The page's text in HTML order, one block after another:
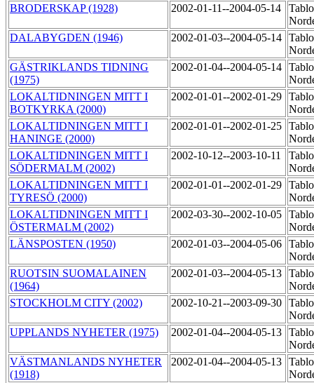
BRODERSKAP (1928) 2002-01-11--2004-05-14
DALABYGDEN (1946)
2002-01-03--2004-05-14
GÄSTRIKLANDS TIDNING
(1975)
2002-01-04--2004-05-14
LOKALTIDNINGEN MITT I
BOTKYRKA (2000)
2002-01-01--2002-01-29
LOKALTIDNINGEN MITT I
HANINGE (2000)
2002-01-01--2002-01-25
LOKALTIDNINGEN MITT I
SÖDERMALM (2002)
2002-10-12--2003-10-11
LOKALTIDNINGEN MITT I
TYRESÖ (2000)
2002-01-01--2002-01-29
LOKALTIDNINGEN MITT I
ÖSTERMALM (2002)
2002-03-30--2002-10-05
LÄNSPOSTEN (1950)
2002-01-03--2004-05-06
RUOTSIN SUOMALAINEN
(1964)
2002-01-03--2004-05-13
STOCKHOLM CITY (2002)
2002-10-21--2003-09-30
UPPLANDS NYHETER (1975)
2002-01-04--2004-05-13
VÄSTMANLANDS NYHETER
(1918)
2002-01-04--2004-05-13